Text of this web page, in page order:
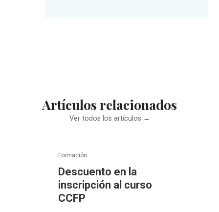
Artículos relacionados
Ver todos los artículos →
Formación
Descuento en la
inscripción al curso
CCFP